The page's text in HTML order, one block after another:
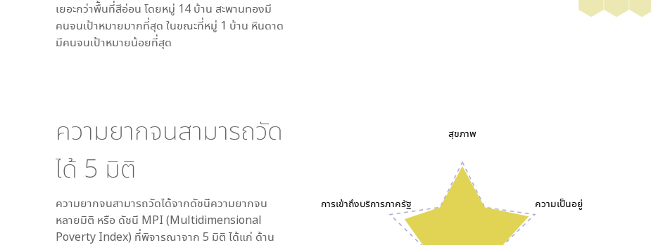
เยอะกว่าพื้นที่สีอ่อน โดยหมู่ 14 บ้าน สะพานทองมี
คนจนเป้าหมายมากที่สุด ในขณะที่หมู่ 1 บ้าน หินดาด
มีคนจนเป้าหมายน้อยที่สุด
ความยากจนสามารถวัด
ได้ 5 มิติ
ความยากจนสามารถวัดได้จากดัชนีความยากจน
หลายมิติ หรือ ดัชนี MPI (Multidimensional
Poverty Index) ที่พิจารณาจาก 5 มิติ ได้แก่ ด้าน
สุขภาพ
ความเป็นอยู่
การเข้าถึงบริการภาครัฐ